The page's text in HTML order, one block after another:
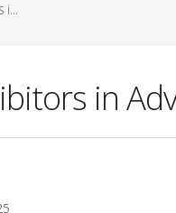
I...
in